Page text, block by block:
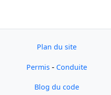
Plan du site
Permis - Conduite
Blog du code